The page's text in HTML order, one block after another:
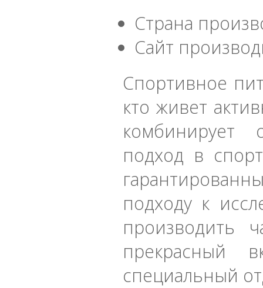
Страна
Сайт
Спортивное
кто живет
подход в
подходу к
производить
прекрасный
специальный